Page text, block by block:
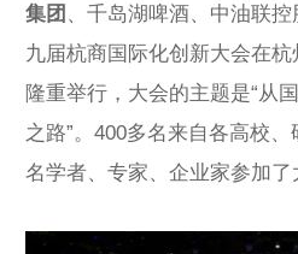
集团 、千岛湖啤酒、中油联
九届杭商国际化创新大会在
隆重举行，大会的主题是“从
之路”。400多名来自各高校
名学者、专家、企业家参加了